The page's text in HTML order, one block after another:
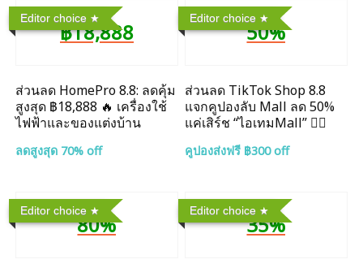
Editor choice
฿18,888
ส่วนลด HomePro 8.8: ลดคุ้ม
สูงสุด ฿18,888 🔥 เครื่องใช้
ไฟฟ้าและของแต่งบ้าน
ลดสูงสุด 70% off
Editor choice
50%
ส่วนลด TikTok Shop 8.8
แจกคูปองลับ Mall ลด 50%
แค่เสิร์ช “ไอเทมMall” ❤️‍🔥
คูปองส่งฟรี ฿300 off
Editor choice
80%
Editor choice
35%